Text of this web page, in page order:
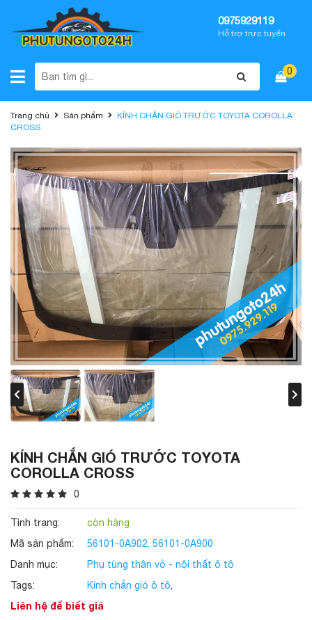
0975929119
Hỗ trợ trực tuyến
0
Trang chủ Sản phẩm
KÍNH CHẮN GIÓ TRƯỚC TOYOTA COROLLA
CROSS
KÍNH CHẮN GIÓ TRƯỚC TOYOTA
COROLLA CROSS
0
Tình trạng:
còn hàng
Mã sản phẩm:
56101-0A902, 56101-0A900
Danh mục:
Phụ tùng thân vỏ - nội thất ô tô
Tags:
Kính chắn gió ô tô,
Liên hệ để biết giá